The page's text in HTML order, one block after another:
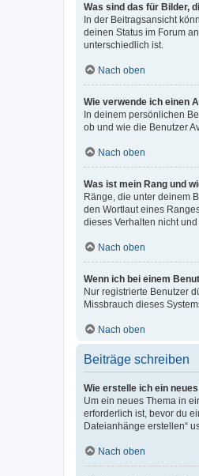
Was sind das für Bilder,
In der Beitragsansicht
deinen Status im Forum
unterschiedlich ist.
Nach oben
Wie verwende ich einen
In deinem persönlichen
ob und wie die Benutzer
Nach oben
Was ist mein Rang und
Ränge, die unter deinem
den Wortlaut eines
dieses Verhalten nicht
Nach oben
Wenn ich bei einem
Nur registrierte Benutzer
Missbrauch dieses
Nach oben
Beiträge schreiben
Wie erstelle ich ein
Um ein neues Thema in
erforderlich ist, bevor du
Dateianhänge erstellen“
Nach oben